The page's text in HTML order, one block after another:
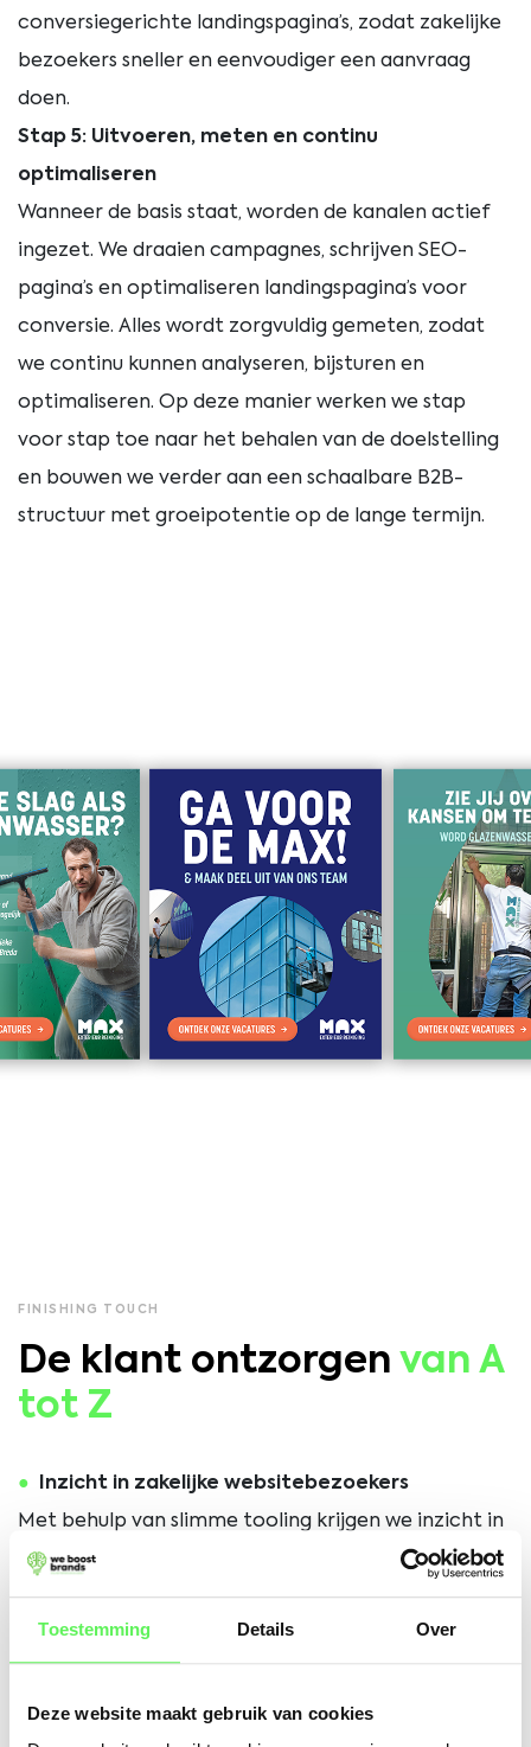
Toestemming Details Over
Deze website maakt gebruik van cookies
conversiegerichte landingspagina’s, zodat zakelijke
bezoekers sneller en eenvoudiger een aanvraag
doen.
Stap 5: Uitvoeren, meten en continu
optimaliseren
Wanneer de basis staat, worden de kanalen actief
ingezet. We draaien campagnes, schrijven SEO-
pagina’s en optimaliseren landingspagina’s voor
conversie. Alles wordt zorgvuldig gemeten, zodat
we continu kunnen analyseren, bijsturen en
optimaliseren. Op deze manier werken we stap
voor stap toe naar het behalen van de doelstelling
en bouwen we verder aan een schaalbare B2B-
structuur met groeipotentie op de lange termijn.
FINISHING TOUCH
De klant ontzorgen van A
tot Z
Inzicht in zakelijke websitebezoekers
Met behulp van slimme tooling krijgen we inzicht in
welke bedrijven en VvE’s de website bezoeken. Zo
weet Max Exterieurreiniging precies welke zakelijke
partijen interesse tonen, nog vóórdat zij contact
Segmentatie en automatische opvolging